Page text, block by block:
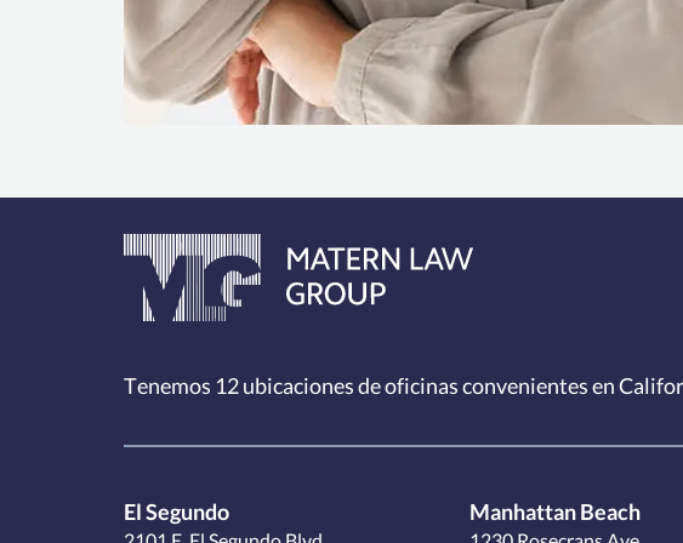
Tenemos 12ubicaciones de oficinas convenientesen
El Segundo Manhattan Beach